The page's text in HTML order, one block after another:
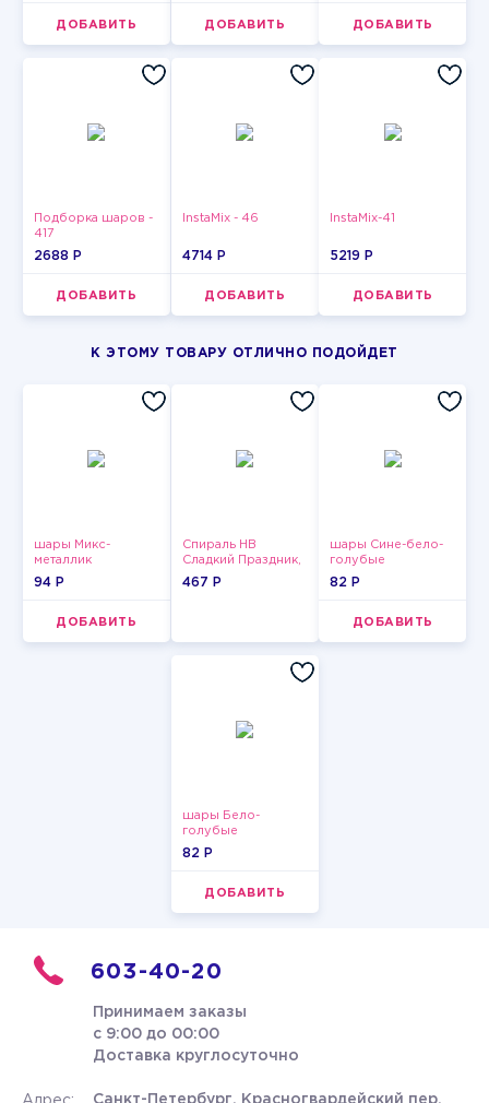
ДОБАВИТЬ ДОБАВИТЬ ДОБАВИТЬ
Подборка шаров -
417
2688 P
ДОБАВИТЬ
InstaMix - 46
4714 P
ДОБАВИТЬ
InstaMix-41
5219 P
ДОБАВИТЬ
К ЭТОМУ ТОВАРУ ОТЛИЧНО ПОДОЙДЕТ
шары Микс-
металлик
94 P
ДОБАВИТЬ
Спираль HB
Сладкий Праздник,
12 шт.
467 P
шары Сине-бело-
голубые
пастельные
82 P
ДОБАВИТЬ
шары Бело-
голубые
пастельные
82 P
ДОБАВИТЬ
603-40-20
Принимаем заказы
с 9:00 до 00:00
Доставка круглосуточно
Санкт-Петербург, Красногвардейский пер.